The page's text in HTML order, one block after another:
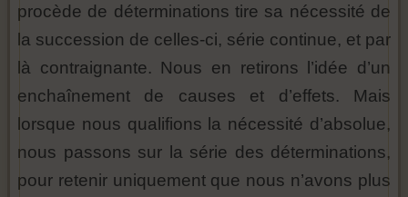
procède de déterminations tire sa nécessité de
la succession de celles-ci, série continue, et par
là contraignante. Nous en retirons l’idée d’un
enchaînement de causes et d’effets. Mais
lorsque nous qualifions la nécessité d’absolue,
nous passons sur la série des déterminations,
pour retenir uniquement que nous n’avons plus